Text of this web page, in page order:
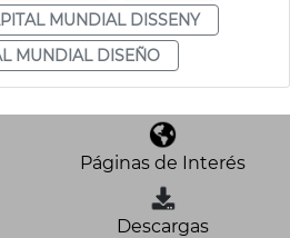
MUNDIAL DISSENY
MUNDIAL DISEÑO
Páginas de Interés
Descargas